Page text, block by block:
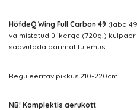
HöfdeQ Wing Full Carbon 49 (laba
valmistatud ülikerge (720g!)
saavutada parimat tulemust.
Reguleeritav pikkus 210-220cm.
NB! Komplektis aerukott